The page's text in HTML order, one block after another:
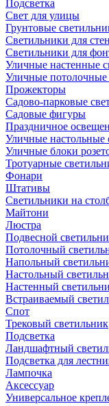
Подсветка
Свет для улицы
Грунтовые
Светильники для
Светильники для
Уличные настенные
Уличные потолочные
Прожекторы
Садово-парковые
Садовые фигуры
Праздничное
Уличные настольные
Уличные блоки
Тротуарные
Фонари
Штативы
Светильники на
Майтони
Люстра
Подвесной
Потолочный
Напольный
Настольный
Настенный
Встраиваемый
Спот
Трековый светильник
Подсветка
Ландшафтный
Подсветка для
Лампочка
Аксессуар
Универсальное